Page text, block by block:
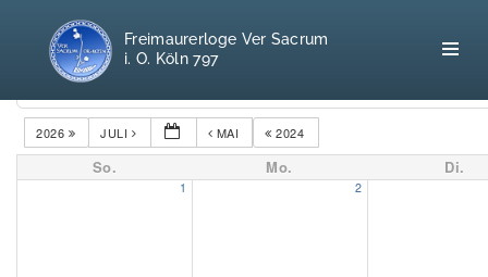
Freimaurerloge Ver Sacrum
i. O. Köln 797
Kategorien
2024
MAI
JULI
2026
So. Mo. Di.
1 2